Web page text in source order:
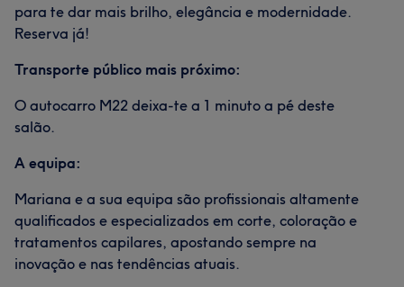
para te dar mais brilho, elegância e modernidade.
Reserva já!
Transporte público mais próximo:
O autocarro M22 deixa-te a 1 minuto a pé deste
salão.
A equipa:
Mariana e a sua equipa são profissionais altamente
qualificados e especializados em corte, coloração e
tratamentos capilares, apostando sempre na
inovação e nas tendências atuais.